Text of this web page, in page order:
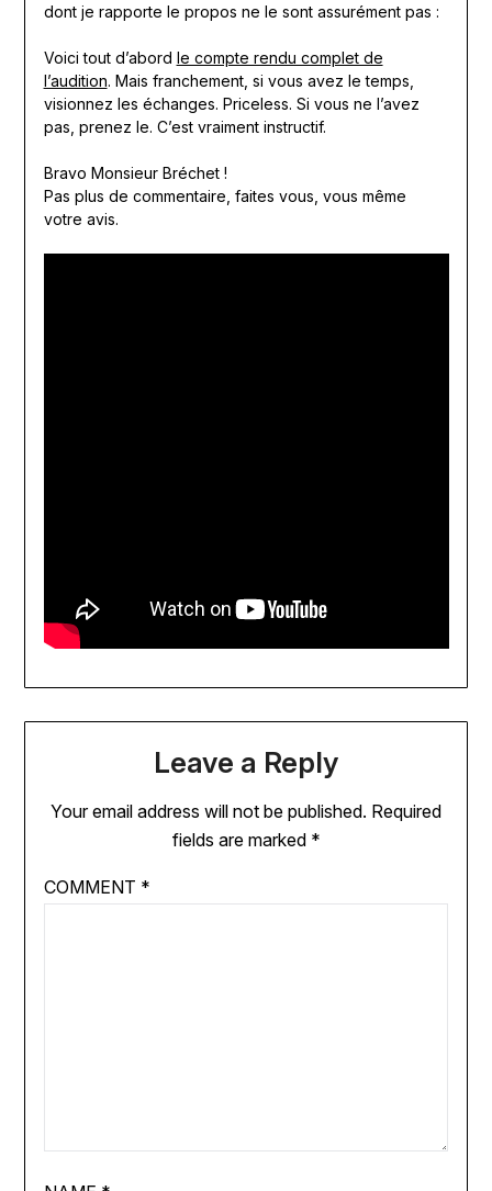
dont je rapporte le propos ne le sont assurément pas :
Voici tout d’abord le compte rendu complet de
l’audition. Mais franchement, si vous avez le temps,
visionnez les échanges. Priceless. Si vous ne l’avez
pas, prenez le. C’est vraiment instructif.
Bravo Monsieur Bréchet !
Pas plus de commentaire, faites vous, vous même
votre avis.
Leave a Reply
Your email address will not be published. Required
fields are marked *
COMMENT *